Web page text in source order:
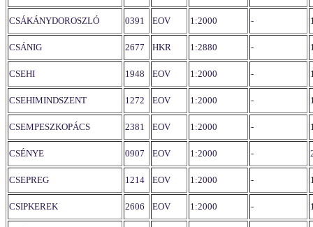
CSÁKÁNYDOROSZLÓ 0391 EOV 1:2000 -
CSÁNIG 2677 HKR 1:2880 -
CSEHI 1948 EOV 1:2000 -
CSEHIMINDSZENT 1272 EOV 1:2000 -
CSEMPESZKOPÁCS 2381 EOV 1:2000 -
CSÉNYE 0907 EOV 1:2000 -
CSEPREG 1214 EOV 1:2000 -
CSIPKEREK 2606 EOV 1:2000 -